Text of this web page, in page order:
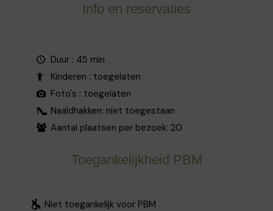
Info en reservaties
Duur : 45 min
Kinderen : toegelaten
Foto's : toegelaten
Naaldhakken: niet toegestaan
Aantal plaatsen per bezoek: 20
Toegankelijkheid PBM
Niet toegankelijk voor PBM